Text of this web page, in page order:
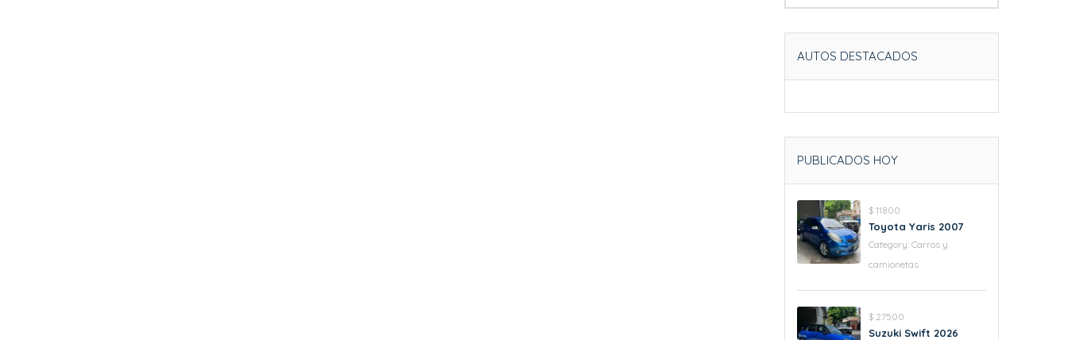
AUTOS DESTACADOS
PUBLICADOS HOY
$ 11800
Toyota Yaris 2007
Category: Carros y
camionetas
$ 27500
Suzuki Swift 2026